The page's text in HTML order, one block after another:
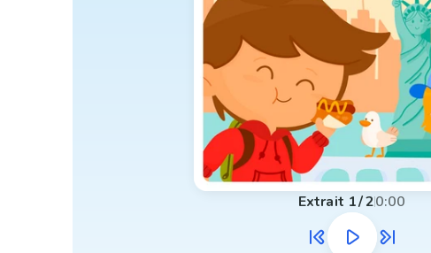
Extrait 1/20:00